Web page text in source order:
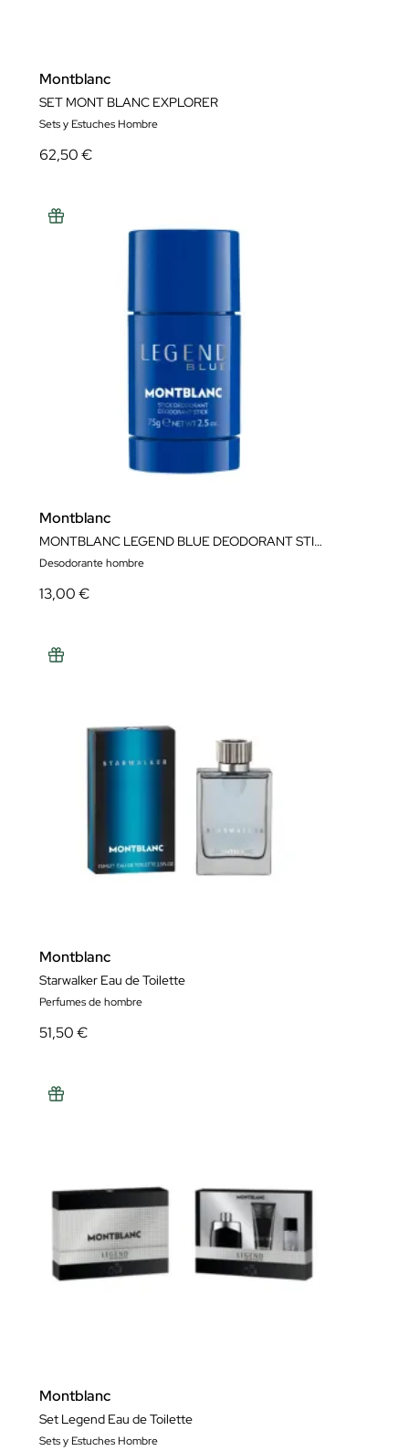
Montblanc
SET MONT BLANC EXPLORER
Sets y Estuches Hombre
62,50 €
Montblanc
MONTBLANC LEGEND BLUE DEODORANT STICK
Desodorante hombre
13,00 €
Montblanc
Starwalker Eau de Toilette
Perfumes de hombre
51,50 €
Montblanc
Set Legend Eau de Toilette
Sets y Estuches Hombre